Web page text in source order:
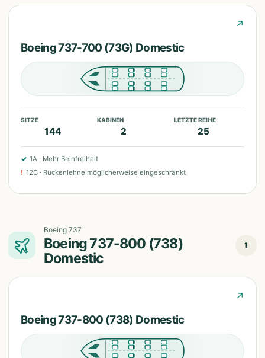
↗
Boeing 737-700 (73G) Domestic
SITZE
144
KABINEN
2
LETZTE REIHE
25
✓ 1A · Mehr Beinfreiheit
! 12C · Rückenlehne möglicherweise eingeschränkt
Boeing 737
Boeing 737-800 (738)
Domestic
1
↗
Boeing 737-800 (738) Domestic